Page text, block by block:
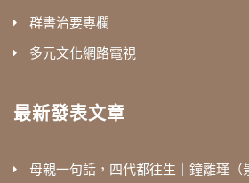
群書治要專欄
多元文化網路電視
最新發表文章
母親一句話，四代都往生｜鐘離瑾（